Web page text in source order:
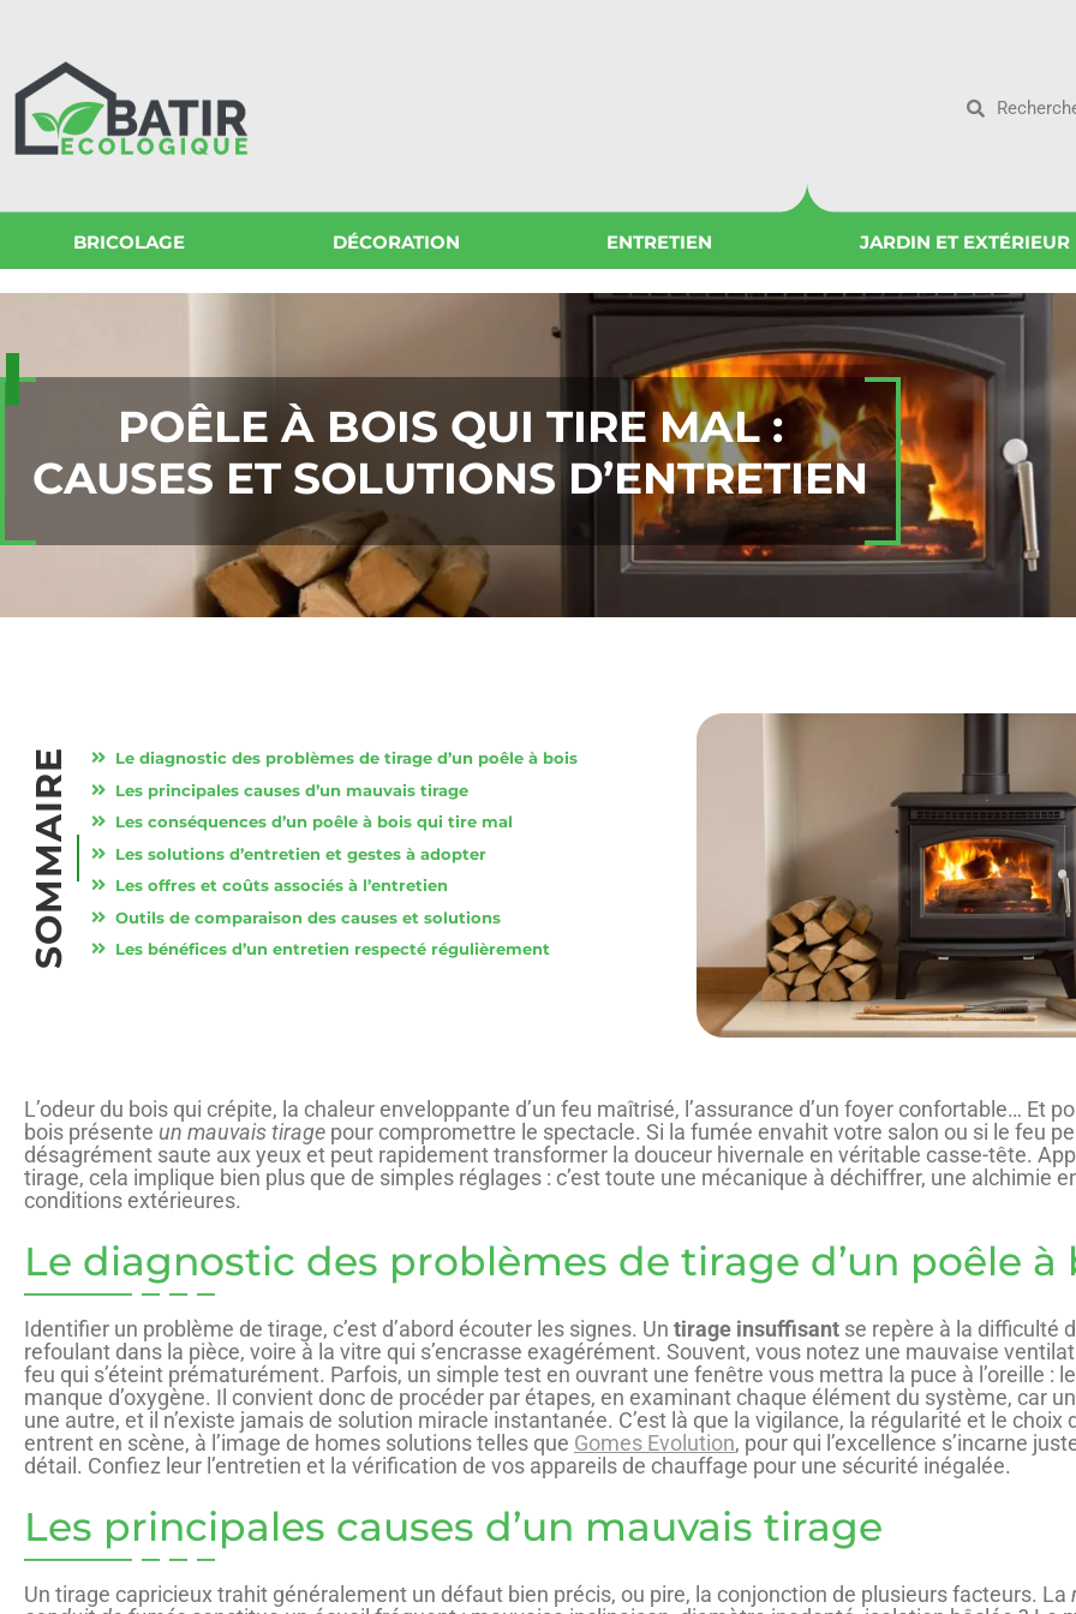
BRICOLAGE DÉCORATION ENTRETIEN JARDIN ET EXTÉRIEUR
POÊLE À BOIS QUI TIRE MAL :
CAUSES ET SOLUTIONS D’ENTRETIEN
SOMMAIRE
Le diagnostic des problèmes de tirage d’un poêle à bois
Les principales causes d’un mauvais tirage
Les conséquences d’un poêle à bois qui tire mal
Les solutions d’entretien et gestes à adopter
Les offres et coûts associés à l’entretien
Outils de comparaison des causes et solutions
Les bénéfices d’un entretien respecté régulièrement
L’odeur du bois qui crépite, la chaleur enveloppante d’un feu maîtrisé, l’assurance d’un foyer confortable… Et
bois présente un mauvais tirage pour compromettre le spectacle. Si la fumée envahit votre salon ou si le feu
désagrément saute aux yeux et peut rapidement transformer la douceur hivernale en véritable casse-tête.
tirage, cela implique bien plus que de simples réglages : c’est toute une mécanique à déchiffrer, une alchimie
conditions extérieures.
Le diagnostic des problèmes de tirage d’un poêle à
Identifier un problème de tirage, c’est d’abord écouter les signes. Un tirage insuffisant se repère à la difficulté
refoulant dans la pièce, voire à la vitre qui s’encrasse exagérément. Souvent, vous notez une mauvaise
feu qui s’éteint prématurément. Parfois, un simple test en ouvrant une fenêtre vous mettra la puce à l’oreille :
manque d’oxygène. Il convient donc de procéder par étapes, en examinant chaque élément du système, car
une autre, et il n’existe jamais de solution miracle instantanée. C’est là que la vigilance, la régularité et le
entrent en scène, à l’image de homes solutions telles que Gomes Evolution, pour qui l’excellence s’incarne
détail. Confiez leur l’entretien et la vérification de vos appareils de chauffage pour une sécurité inégalée.
Les principales causes d’un mauvais tirage
Un tirage capricieux trahit généralement un défaut bien précis, ou pire, la conjonction de plusieurs facteurs. La